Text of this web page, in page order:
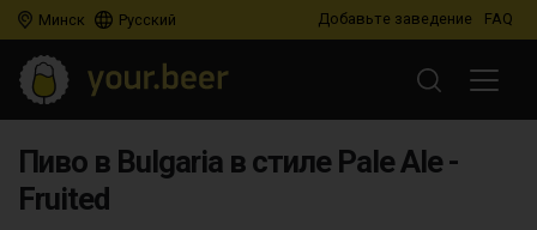
Минск Русский Добавьте заведение FAQ
Пиво в Bulgaria в стиле Pale Ale -
Fruited